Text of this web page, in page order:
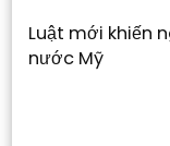
Luật mới khiến
nước Mỹ